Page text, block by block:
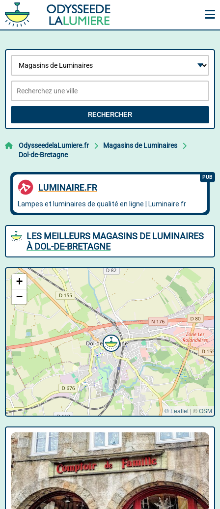
RECHERCHER
OdysseedelaLumiere.fr
Magasins de Luminaires
Dol-de-Bretagne
LES MEILLEURS MAGASINS DE LUMINAIRES
À DOL-DE-BRETAGNE
+
−
© Leaflet | ©OSM